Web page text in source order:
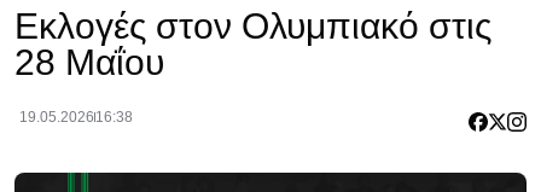
Εκλογές στον Ολυμπιακό στις
28 Μαΐου
19.05.2026 16:38